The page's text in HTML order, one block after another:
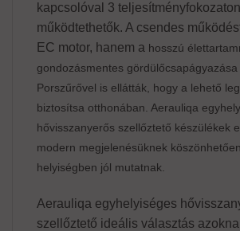
kapcsolóval 3
működtethetők. A csendes
EC motor, hanem a hosszú
gondozásmentes gördülőcsapágyazása
Porszűrővel is ellátták, hogy a lehető
biztosítsa otthonában. Aerauliqa
hővisszanyerős szellőztető készülékek
modern megjelenésüknek
helyiségben jól mutatnak.
Aerauliqa egyhelyiséges
szellőztető ideális választás